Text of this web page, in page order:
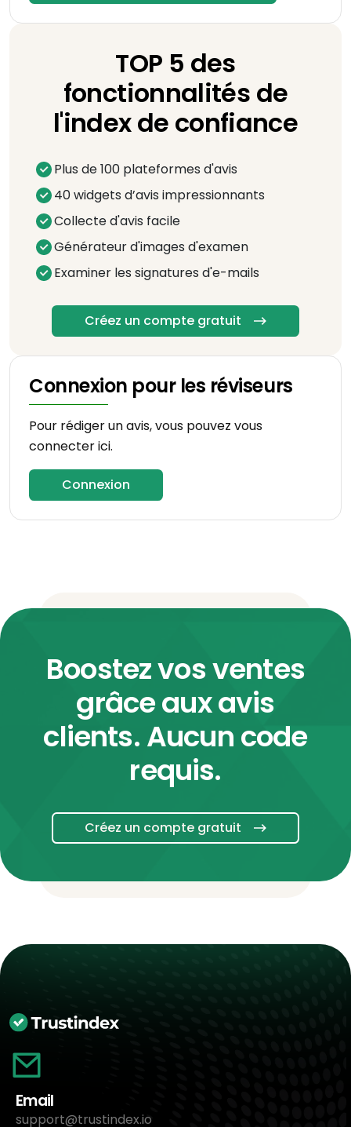
TOP 5 des
fonctionnalités de
l'index de confiance
Plus de 100 plateformes d'avis
40 widgets d’avis impressionnants
Collecte d'avis facile
Générateur d'images d'examen
Examiner les signatures d'e-mails
Créez un compte gratuit
Connexion pour les réviseurs
Pour rédiger un avis, vous pouvez vous
connecter ici.
Connexion
Boostez vos ventes
grâce aux avis
clients. Aucun code
requis.
Créez un compte gratuit
Email
support@trustindex.io